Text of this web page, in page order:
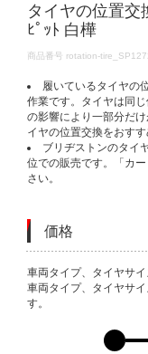
タイヤの位置交
ﾋﾟｯﾄ 白樺
DETAILS
商品番号 rotation-
履いているタイヤの
作業です。タイヤは同
の影響により一部分だ
イヤの位置交換をおすす
ブリヂストンのタイ
位での販売です。「カ
さい。
価格
VARIATIONS
車両タイプ、タイヤサ
車両タイプ、タイヤサ
す。